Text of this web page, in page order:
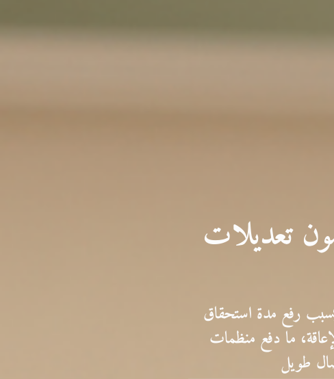
تعديلات
رفع مدة استحقاق
الإعاقة، ما دفع منظمات
طويل